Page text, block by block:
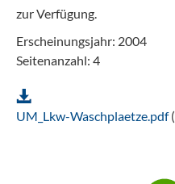
zur Verfügung.
Erscheinungsjahr: 2004
Seitenanzahl: 4
UM_Lkw-Waschplaetze.pdf